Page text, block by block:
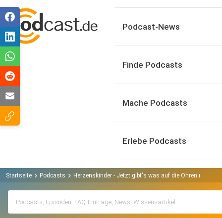
Podcast-News
Finde Podcasts
Mache Podcasts
Erlebe Podcasts
Startseite Podcasts Herzenskinder - Jetzt gibt's was auf die Ohren mit